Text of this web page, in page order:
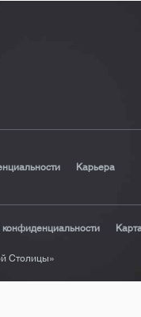
Карьера
конфиденциальности
Столицы»